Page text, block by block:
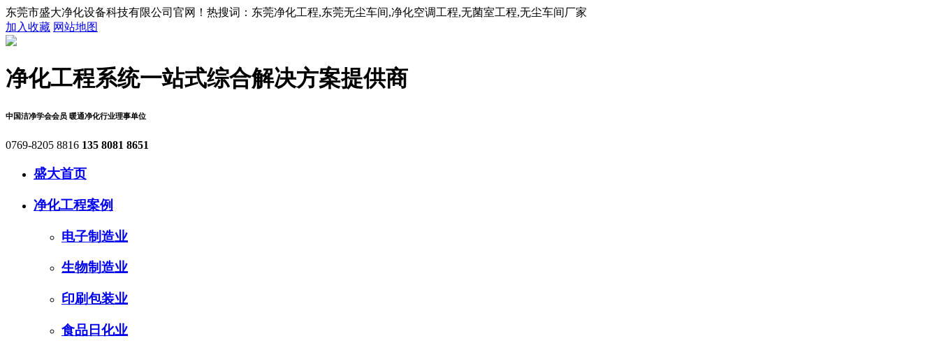
东莞市盛大净化设备科技有限公司官网！热搜词：东莞净化工程,东莞无尘车间,净化空调工程,无菌室工程,无尘车间厂家
加入收藏 网站地图
净化工程系统一站式综合解决方案提供商
中国洁净学会会员 暖通净化行业理事单位
0769-8205 8816 135 8081 8651
盛大首页
净化工程案例
电子制造业
生物制造业
印刷包装业
食品日化业